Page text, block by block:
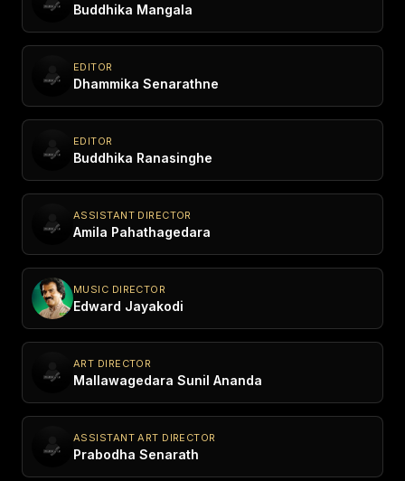
Buddhika Mangala
EDITOR
Dhammika Senarathne
EDITOR
Buddhika Ranasinghe
ASSISTANT DIRECTOR
Amila Pahathagedara
MUSIC DIRECTOR
Edward Jayakodi
ART DIRECTOR
Mallawagedara Sunil Ananda
ASSISTANT ART DIRECTOR
Prabodha Senarath